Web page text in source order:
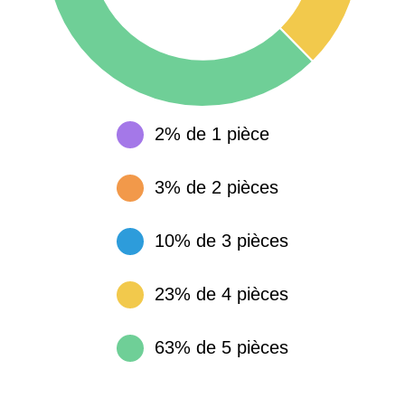
83000 -Toulon 4 284 €
Grenoble 3 382 €
2% de 1 pièce
3% de 2 pièces
10% de 3 pièces
23% de 4 pièces
63% de 5 pièces